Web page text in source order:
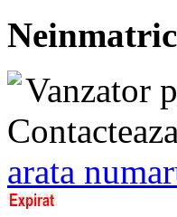
Vanzator
arata